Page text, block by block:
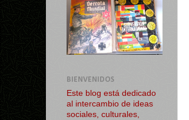
BIENVENIDOS
Este blog está dedicado
al intercambio de ideas
sociales, culturales,